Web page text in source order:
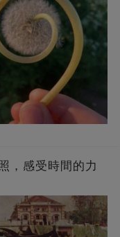
，感受時間的力